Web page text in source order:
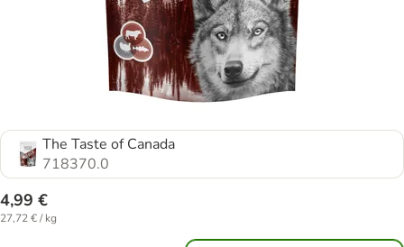
The Taste of Canada
718370.0
4,99 €
27,72 € / kg